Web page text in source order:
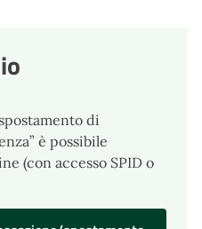
di
è possibile
(con accesso SPID o